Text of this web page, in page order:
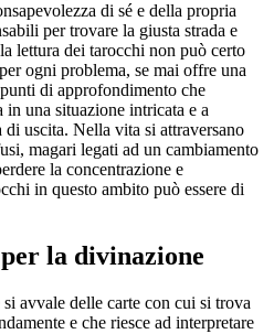
di sé e della propria
per trovare la giusta strada e
lettura dei tarocchi non può certo
ogni problema, se mai offre una
di approfondimento che
una situazione intricata e a
uscita. Nella vita si attraversano
magari legati ad un cambiamento
la concentrazione e
in questo ambito può essere di
la divinazione
si avvale delle carte con cui si trova
e che riesce ad interpretare